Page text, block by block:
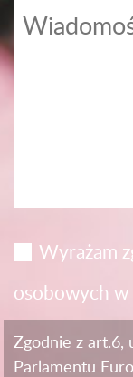
Wyrażam
osobowych
Zgodnie z art.6,
Parlamentu